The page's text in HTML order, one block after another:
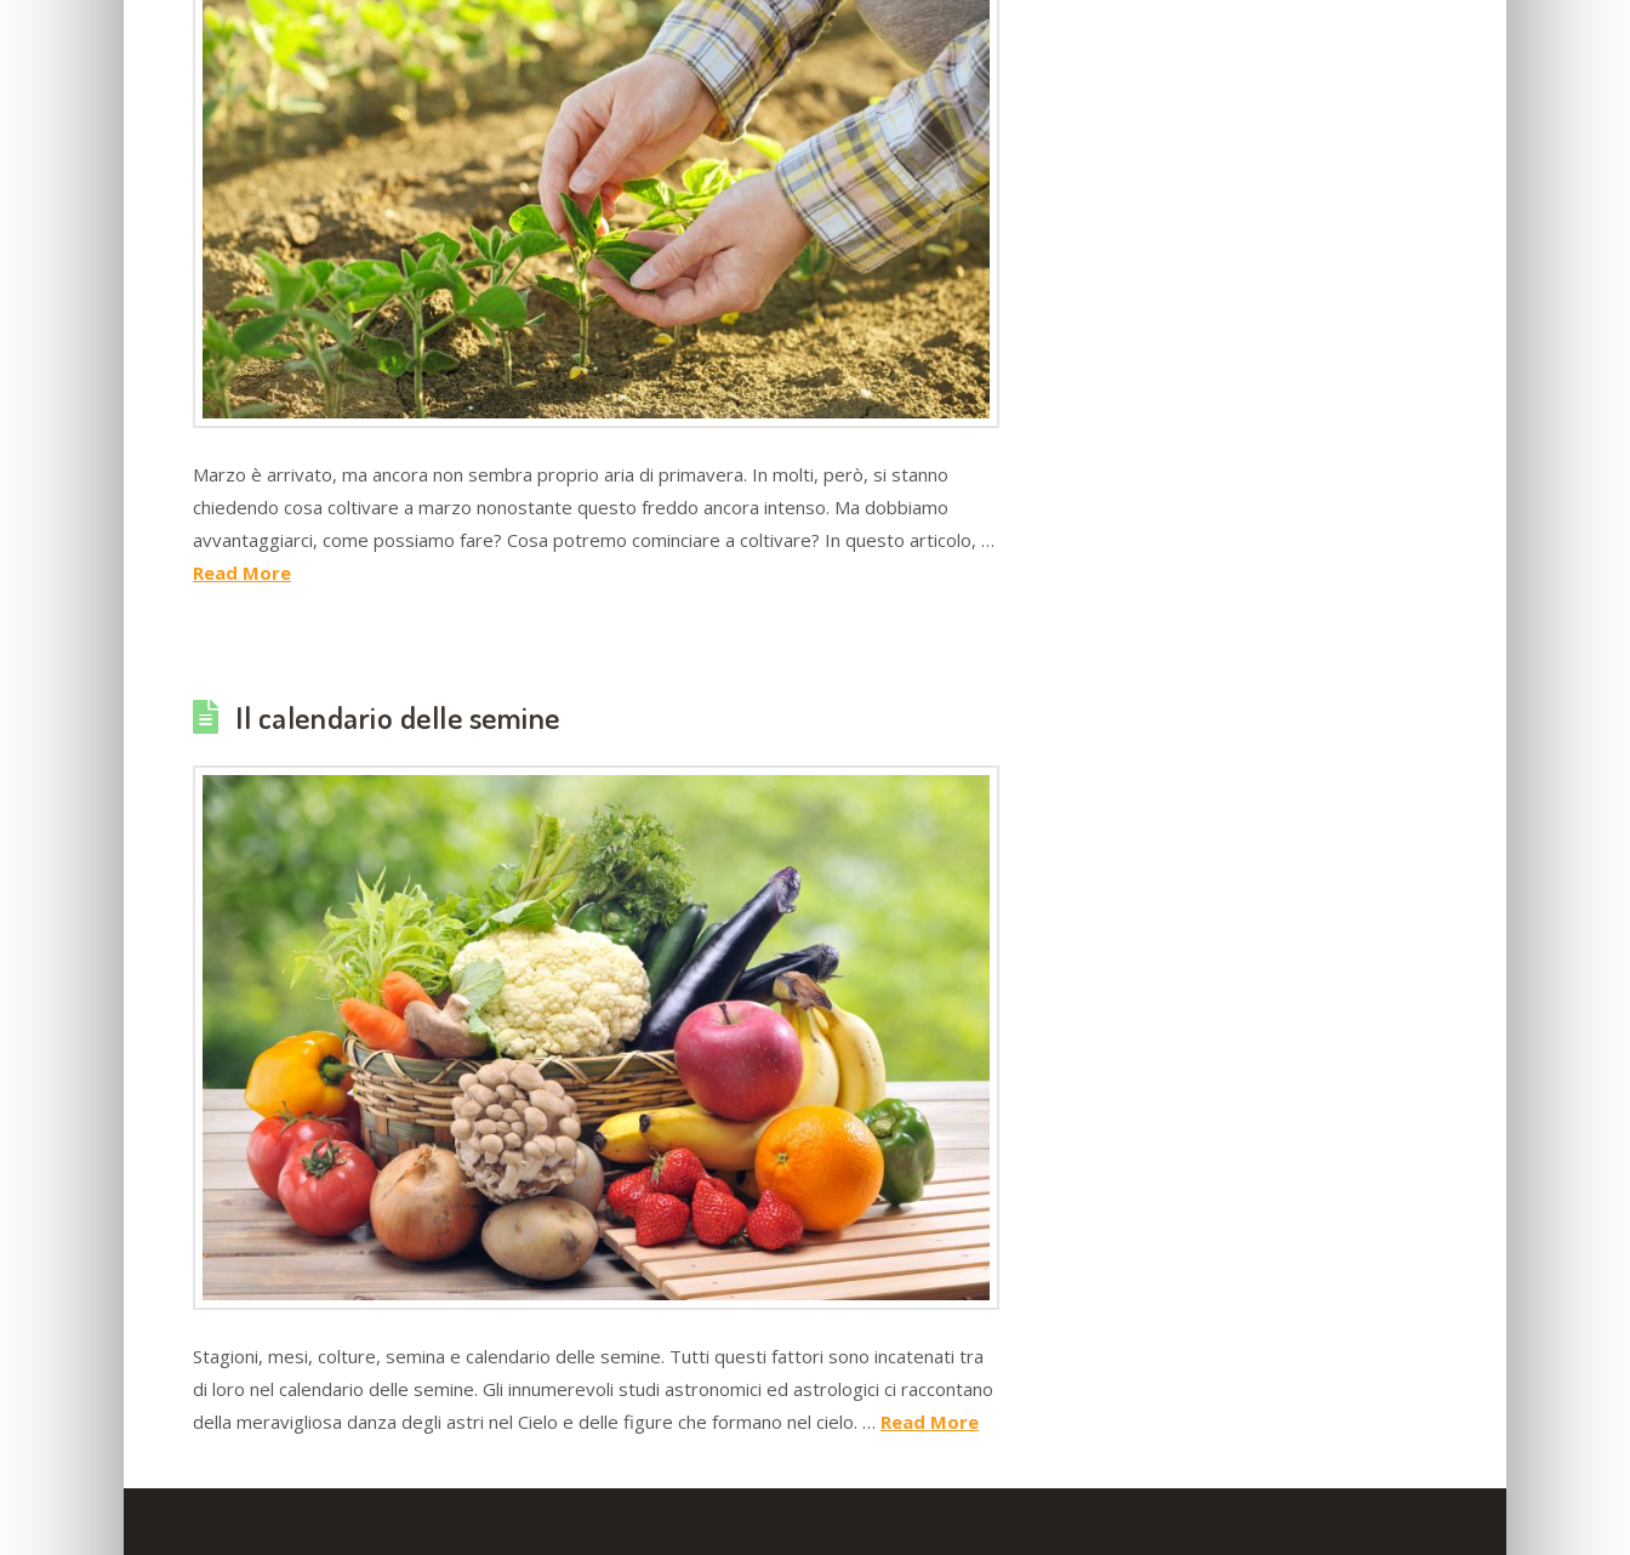
Marzo è arrivato, ma ancora non sembra proprio aria di primavera. In molti, però, si stanno
chiedendo cosa coltivare a marzo nonostante questo freddo ancora intenso. Ma dobbiamo
avvantaggiarci, come possiamo fare? Cosa potremo cominciare a coltivare? In questo articolo, …
Read More
Il calendario delle semine
Stagioni, mesi, colture, semina e calendario delle semine. Tutti questi fattori sono incatenati tra
di loro nel calendario delle semine. Gli innumerevoli studi astronomici ed astrologici ci raccontano
della meravigliosa danza degli astri nel Cielo e delle figure che formano nel cielo. … Read More